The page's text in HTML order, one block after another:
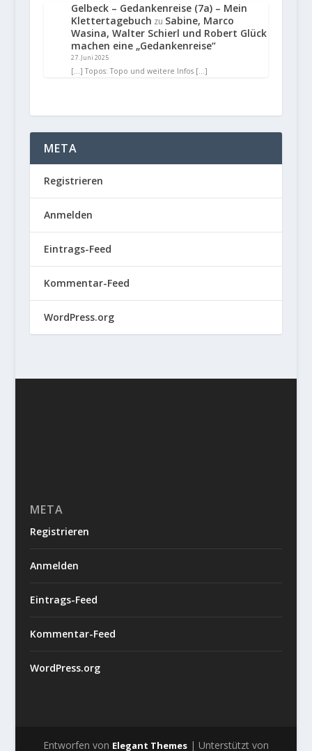
Gelbeck – Gedankenreise (7a) – Mein
Klettertagebuch zu Sabine, Marco
Wasina, Walter Schierl und Robert Glück
machen eine „Gedankenreise“
27. Juni 2025
[…] Topos: Topo und weitere Infos […]
META
Registrieren
Anmelden
Eintrags-Feed
Kommentar-Feed
WordPress.org
META
Registrieren
Anmelden
Eintrags-Feed
Kommentar-Feed
WordPress.org
Entworfen von Elegant Themes| Unterstützt von